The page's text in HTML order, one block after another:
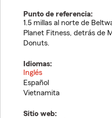
Punto de referencia:
1.5 millas al norte de
Planet Fitness, detrás de
Donuts.
Idiomas:
Inglés
Español
Vietnamita
Sitio web: